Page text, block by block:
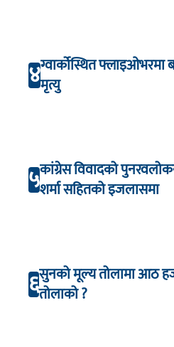
४ग्वार्कोस्थित
मृत्यु
५कांग्रेस विवादको
शर्मा सहितको इजलासमा
६सुनको मूल्य तोलामा आठ
तोलाको ?